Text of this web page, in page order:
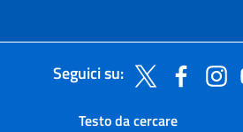
Seguici su:
Cerca nel sito